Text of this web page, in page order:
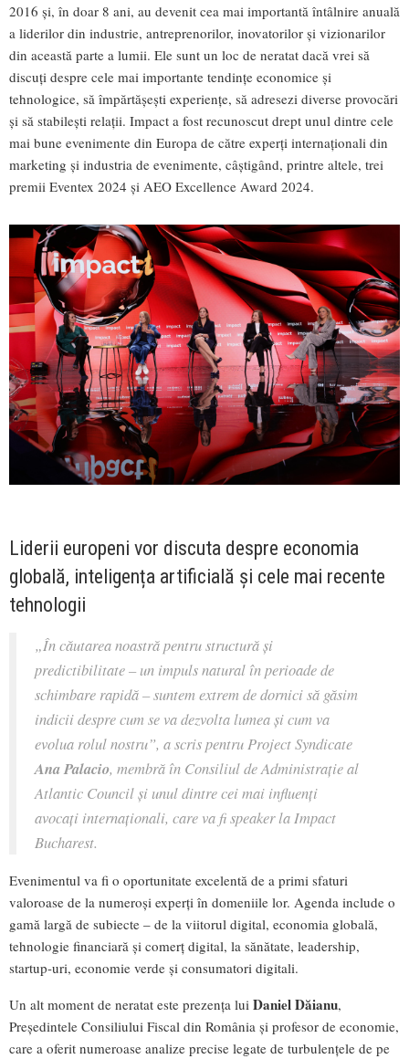
2016 și, în doar 8 ani, au devenit cea mai importantă întâlnire anuală
a liderilor din industrie, antreprenorilor, inovatorilor și vizionarilor
din această parte a lumii. Ele sunt un loc de neratat dacă vrei să
discuți despre cele mai importante tendințe economice și
tehnologice, să împărtășești experiențe, să adresezi diverse provocări
și să stabilești relații. Impact a fost recunoscut drept unul dintre cele
mai bune evenimente din Europa de către experți internaționali din
marketing și industria de evenimente, câștigând, printre altele, trei
premii Eventex 2024 și AEO Excellence Award 2024.
Liderii europeni vor discuta despre economia
globală, inteligența artificială și cele mai recente
tehnologii
„În căutarea noastră pentru structură și
predictibilitate – un impuls natural în perioade de
schimbare rapidă – suntem extrem de dornici să găsim
indicii despre cum se va dezvolta lumea și cum va
evolua rolul nostru”, a scris pentru Project Syndicate
Ana Palacio, membră în Consiliul de Administrație al
Atlantic Council și unul dintre cei mai influenți
avocați internaționali, care va fi speaker la Impact
Bucharest.
Evenimentul va fi o oportunitate excelentă de a primi sfaturi
valoroase de la numeroși experți în domeniile lor. Agenda include o
gamă largă de subiecte – de la viitorul digital, economia globală,
tehnologie financiară și comerț digital, la sănătate, leadership,
startup-uri, economie verde și consumatori digitali.
Un alt moment de neratat este prezența lui Daniel Dăianu,
Președintele Consiliului Fiscal din România și profesor de economie,
care a oferit numeroase analize precise legate de turbulențele de pe